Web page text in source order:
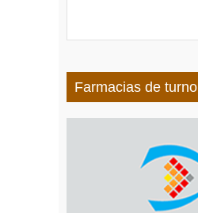
Farmacias de turno